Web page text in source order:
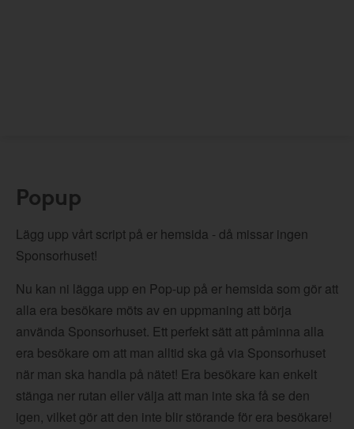
Popup
Lägg upp vårt script på er hemsida - då missar ingen
Sponsorhuset!
Nu kan ni lägga upp en Pop-up på er hemsida som gör att
alla era besökare möts av en uppmaning att börja
använda Sponsorhuset. Ett perfekt sätt att påminna alla
era besökare om att man alltid ska gå via Sponsorhuset
när man ska handla på nätet! Era besökare kan enkelt
stänga ner rutan eller välja att man inte ska få se den
igen, vilket gör att den inte blir störande för era besökare!